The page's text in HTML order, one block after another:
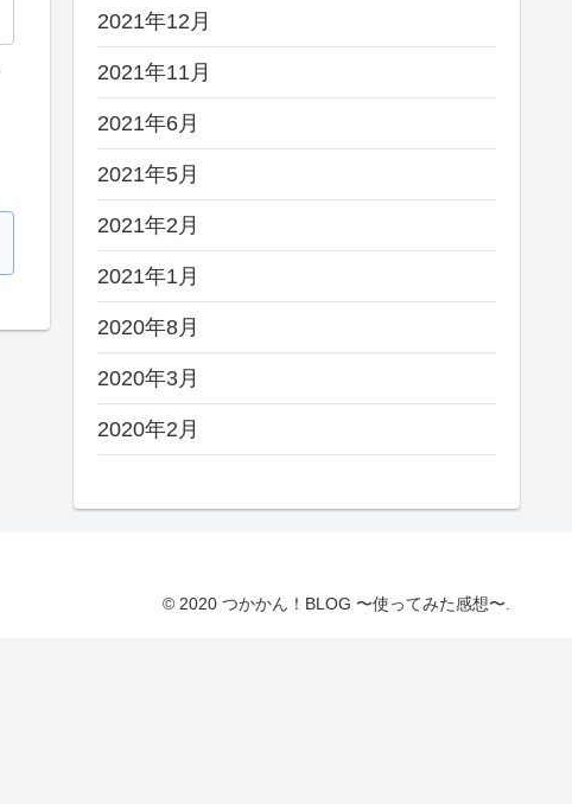
2021年12月
2021年11月
2021年6月
2021年5月
2021年2月
2021年1月
2020年8月
2020年3月
2020年2月
© 2020 つかかん！BLOG 〜使ってみた感想〜.